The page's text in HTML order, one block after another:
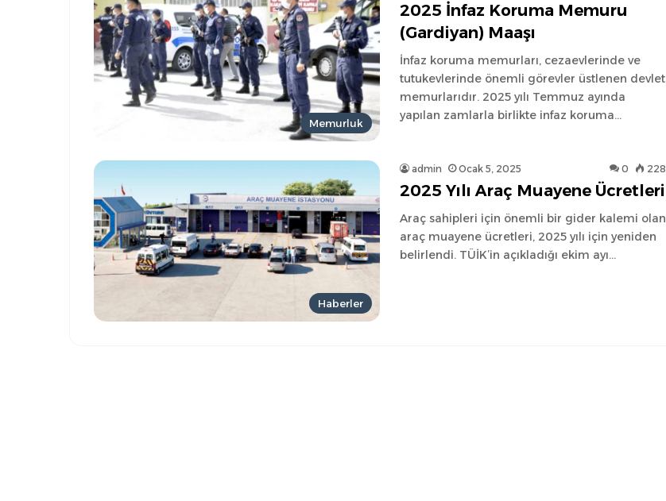
Memurluk
2025 İnfaz Koruma Memuru
(Gardiyan) Maaşı
İnfaz koruma memurları, cezaevlerinde ve
tutukevlerinde önemli görevler üstlenen devlet
memurlarıdır. 2025 yılı Temmuz ayında
yapılan zamlarla birlikte infaz koruma…
Haberler
admin Ocak 5, 2025 0 228
2025 Yılı Araç Muayene Ücretleri
Araç sahipleri için önemli bir gider kalemi olan
araç muayene ücretleri, 2025 yılı için yeniden
belirlendi. TÜİK’in açıkladığı ekim ayı…